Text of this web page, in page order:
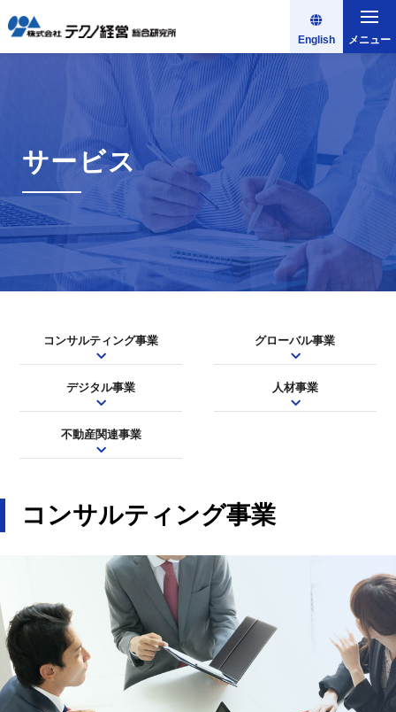
English メニュー
サービス
コンサルティング事業 グローバル事業
デジタル事業 人材事業
不動産関連事業
コンサルティング事業